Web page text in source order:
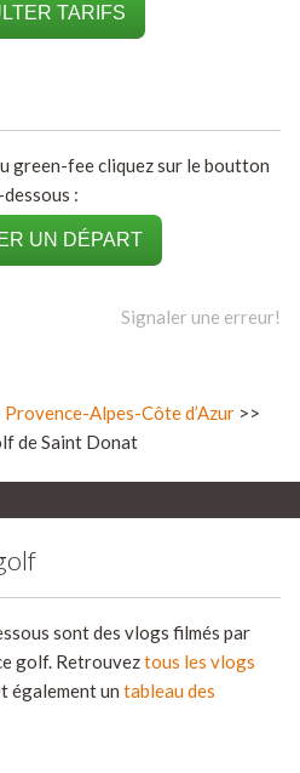
TARIFS
green-fee cliquez sur le boutton
:
UN DÉPART
Signaler une erreur!
Provence-Alpes-Côte d’Azur >>
de Saint Donat
sont des vlogs filmés par
golf. Retrouveztous les vlogs
également un tableau des